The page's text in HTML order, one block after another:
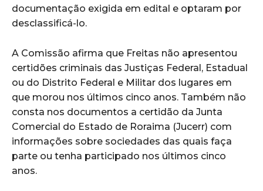
documentação exigida em edital e optaram por
desclassificá-lo.
A Comissão afirma que Freitas não apresentou
certidões criminais das Justiças Federal, Estadual
ou do Distrito Federal e Militar dos lugares em
que morou nos últimos cinco anos. Também não
consta nos documentos a certidão da Junta
Comercial do Estado de Roraima (Jucerr) com
informações sobre sociedades das quais faça
parte ou tenha participado nos últimos cinco
anos.